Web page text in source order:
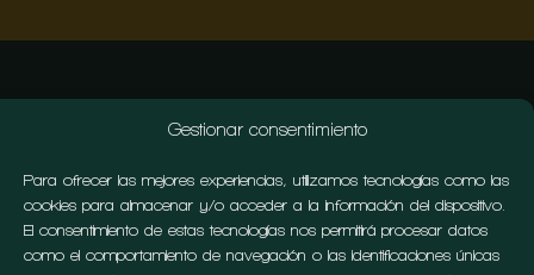
Gestionar consentimiento
Para ofrecer las mejores experiencias, utilizamos tecnologías como las
cookies para almacenar y/o acceder a la información del dispositivo.
El consentimiento de estas tecnologías nos permitirá procesar datos
como el comportamiento de navegación o las identificaciones únicas
privacidad
Promueve: Desarrollos Inmobiliarios Somosaguas
S.L.